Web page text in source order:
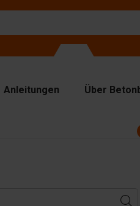
Anleitungen Über